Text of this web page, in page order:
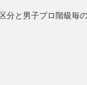
と男子プロ階級毎